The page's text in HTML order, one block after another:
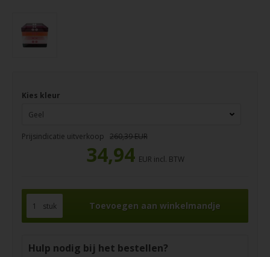
Kies kleur
Prijsindicatie uitverkoop 260,39 EUR
34,94EUR incl. BTW
stuk
Hulp nodig bij het bestellen?